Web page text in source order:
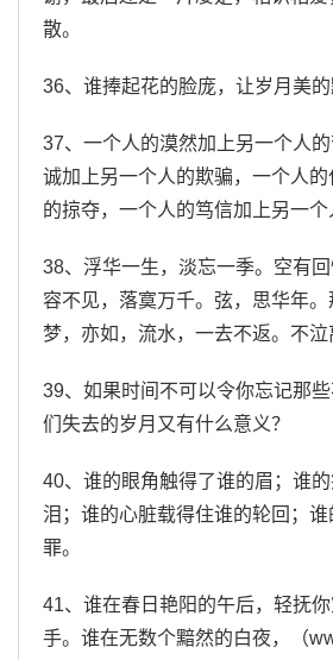
散。
36、谁捧起花的脸庞，让岁月美的
37、一个人的漠然加上另一个人
诚加上另一个人的欺骗，一个人
的掠夺，一个人的笃信加上另一个
38、浮华一生，淡忘一季。空有
容不见，落寞万千。弦，思华年
梦，亦如，流水，一去不返。不泣
39、如果时间不可以令你忘记那
们失去的岁月又有什么意义？
40、谁的眼角触得了谁的眉；谁
泪；谁的心脏载得住谁的轮回；
罪。
41、谁在春日艳阳的午后，轻抚
手。谁在无数个黯然的白夜，（